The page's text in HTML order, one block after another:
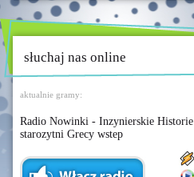
słuchaj nas online
aktualnie gramy:
Radio Nowinki - Inzynierskie Historie
starozytni Grecy wstep